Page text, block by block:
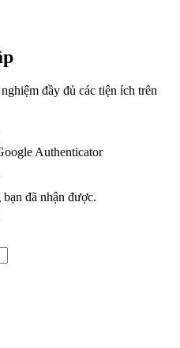
đầy đủ các tiện ích trên
Authenticator
đã nhận được.